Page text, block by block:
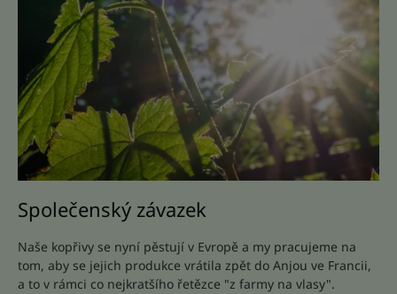
Společenský závazek
Naše kopřivy se nyní pěstují v Evropě a my pracujeme na
tom, aby se jejich produkce vrátila zpět do Anjou ve Francii,
a to v rámci co nejkratšího řetězce "z farmy na vlasy".